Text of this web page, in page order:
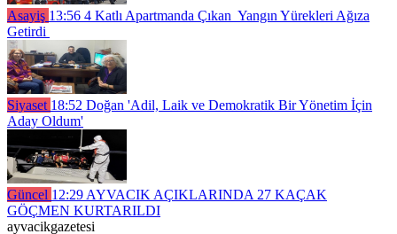
Asayiş 13:56 4 Katlı Apartmanda Çıkan Yangın Yürekleri Ağıza
Getirdi
Siyaset 18:52 Doğan 'Adil, Laik ve Demokratik Bir Yönetim İçin
Aday Oldum'
Güncel 12:29 AYVACIK AÇIKLARINDA 27 KAÇAK
GÖÇMEN KURTARILDI
ayvacikgazetesi